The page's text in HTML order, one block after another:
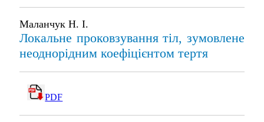
Маланчук Н. І.
Локальне проковзування тіл, зумовлене
неоднорідним коефіцієнтом тертя
PDF